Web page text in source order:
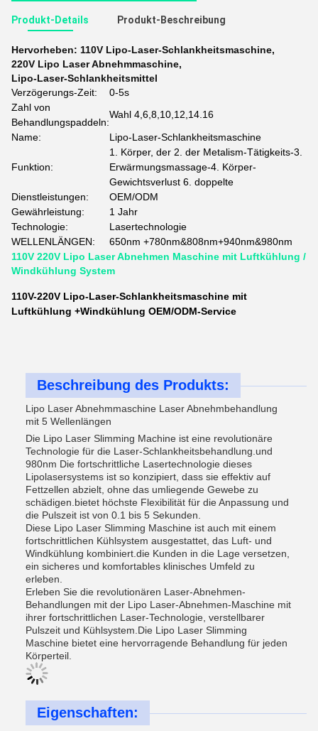
Produkt-Details Produkt-Beschreibung
Hervorheben: 110V Lipo-Laser-Schlankheitsmaschine,
220V Lipo Laser Abnehmmaschine,
Lipo-Laser-Schlankheitsmittel
Verzögerungs-Zeit:
0-5s
Zahl von
Behandlungspaddeln:
Wahl 4,6,8,10,12,14.16
Name:
Lipo-Laser-Schlankheitsmaschine
Funktion:
1. Körper, der 2. der Metalism-Tätigkeits-3.
Erwärmungsmassage-4. Körper-
Gewichtsverlust 6. doppelte
Dienstleistungen:
OEM/ODM
Gewährleistung:
1 Jahr
Technologie:
Lasertechnologie
WELLENLÄNGEN:
650nm +780nm&808nm+940nm&980nm
110V 220V Lipo Laser Abnehmen Maschine mit Luftkühlung /
Windkühlung System
110V-220V Lipo-Laser-Schlankheitsmaschine mit
Luftkühlung +Windkühlung OEM/ODM-Service
Beschreibung des Produkts:
Lipo Laser Abnehmmaschine Laser Abnehmbehandlung
mit 5 Wellenlängen
Die Lipo Laser Slimming Machine ist eine revolutionäre
Technologie für die Laser-Schlankheitsbehandlung.und
980nm Die fortschrittliche Lasertechnologie dieses
Lipolasersystems ist so konzipiert, dass sie effektiv auf
Fettzellen abzielt, ohne das umliegende Gewebe zu
schädigen.bietet höchste Flexibilität für die Anpassung und
die Pulszeit ist von 0.1 bis 5 Sekunden.
Diese Lipo Laser Slimming Maschine ist auch mit einem
fortschrittlichen Kühlsystem ausgestattet, das Luft- und
Windkühlung kombiniert.die Kunden in die Lage versetzen,
ein sicheres und komfortables klinisches Umfeld zu
erleben.
Erleben Sie die revolutionären Laser-Abnehmen-
Behandlungen mit der Lipo Laser-Abnehmen-Maschine mit
ihrer fortschrittlichen Laser-Technologie, verstellbarer
Pulszeit und Kühlsystem.Die Lipo Laser Slimming
Maschine bietet eine hervorragende Behandlung für jeden
Körperteil.
Eigenschaften: